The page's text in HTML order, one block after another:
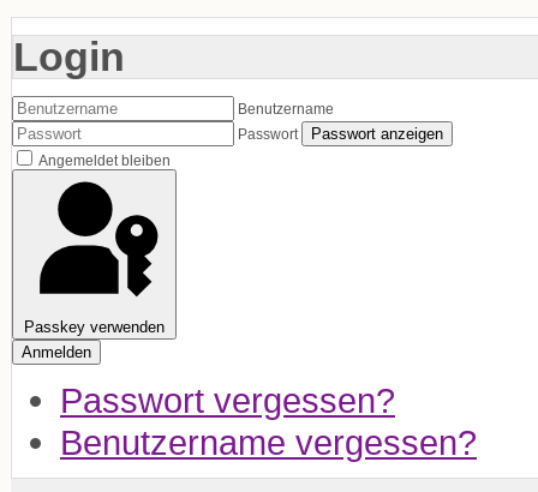
Login
Benutzername
Passwort
Passwort anzeigen
Angemeldet bleiben
Passkey verwenden
Anmelden
Passwort vergessen?
Benutzername vergessen?